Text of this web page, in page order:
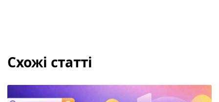
Схожі статті
People Also Ask (PAA) — можливості для вашого SEO